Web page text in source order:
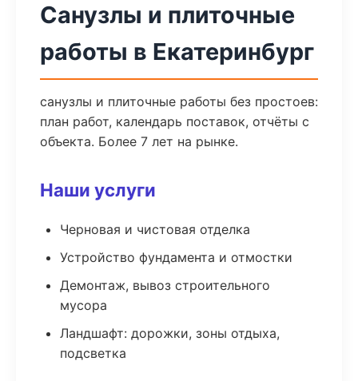
Санузлы и плиточные
работы в Екатеринбург
санузлы и плиточные работы без простоев:
план работ, календарь поставок, отчёты с
объекта. Более 7 лет на рынке.
Наши услуги
Черновая и чистовая отделка
Устройство фундамента и отмостки
Демонтаж, вывоз строительного
мусора
Ландшафт: дорожки, зоны отдыха,
подсветка